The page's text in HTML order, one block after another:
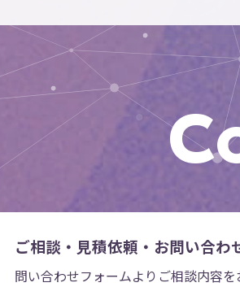
ご相談・見積依頼・お問い合わ
問い合わせフォームよりご相談内容を